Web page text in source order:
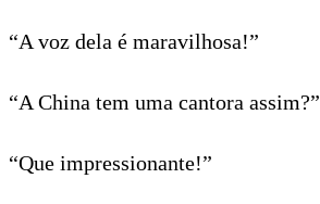
“A voz dela é maravilhosa!”
“A China tem uma cantora assim?”
“Que impressionante!”